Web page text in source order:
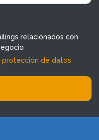
relacionados con
de datos